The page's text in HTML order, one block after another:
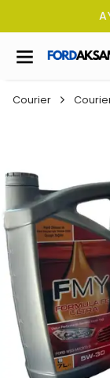
AYNI GÜN
Courier